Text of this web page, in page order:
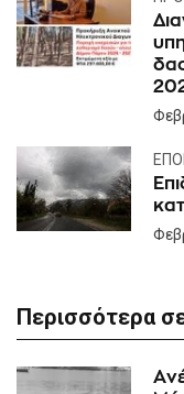
Περισσότερα